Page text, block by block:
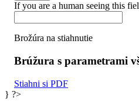
If you are a human seeing this
Brožúra na stiahnutie
Brúžura s parametrami
Stiahni si PDF
} ?>